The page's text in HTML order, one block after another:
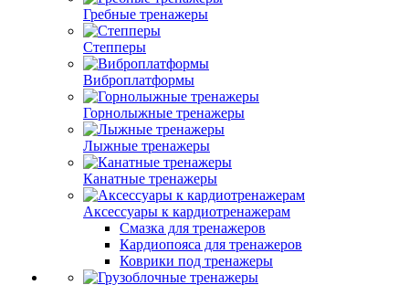
Гребные тренажеры
Степперы
Виброплатформы
Горнолыжные тренажеры
Лыжные тренажеры
Канатные тренажеры
Аксессуары к кардиотренажерам
Смазка для тренажеров
Кардиопояса для тренажеров
Коврики под тренажеры